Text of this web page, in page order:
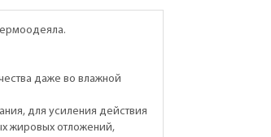
даже во влажной
для усиления действия
жировых отложений,